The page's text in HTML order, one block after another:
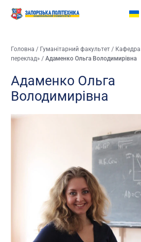
Головна / Гуманітарний факультет / Кафедра
переклад» /Адаменко Ольга Володимирівна
Адаменко Ольга
Володимирівна